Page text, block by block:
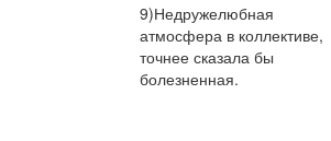
9)Недружелюбная
атмосфера в коллективе,
точнее сказала бы
болезненная.